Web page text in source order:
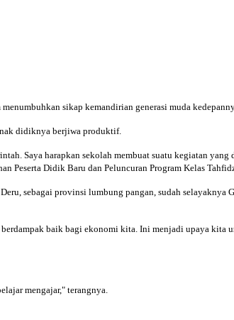
sikap kemandirian generasi muda
didiknya berjiwa produktif.
Saya harapkan sekolah membuat suatu kegiatan
Peserta Didik Baru dan Peluncuran Program Kelas
sebagai provinsi lumbung pangan, sudah
baik bagi ekonomi kita. Ini menjadi upaya
mengajar," terangnya.